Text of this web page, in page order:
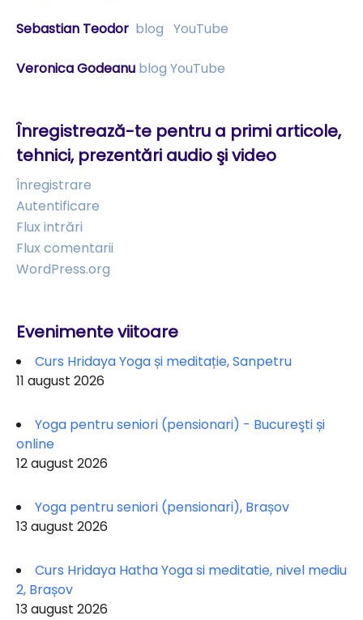
Sebastian Teodor blog YouTube
Veronica Godeanu blog YouTube
Înregistrează-te pentru a primi articole,
tehnici, prezentări audio şi video
Înregistrare
Autentificare
Flux intrări
Flux comentarii
WordPress.org
Evenimente viitoare
Curs Hridaya Yoga și meditație, Sanpetru
11 august 2026
Yoga pentru seniori (pensionari) - Bucureşti și
online
12 august 2026
Yoga pentru seniori (pensionari), Brașov
13 august 2026
Curs Hridaya Hatha Yoga si meditatie, nivel mediu
2, Brașov
13 august 2026